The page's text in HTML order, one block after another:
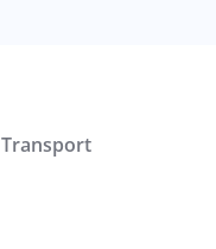
Transport